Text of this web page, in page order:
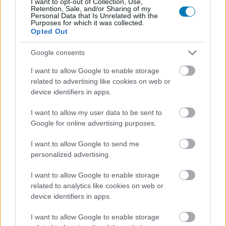
Retention, Sale, and/or Sharing of my
Personal Data that Is Unrelated with the
Purposes for which it was collected.
Opted Out
Google consents
I want to allow Google to enable storage
related to advertising like cookies on web or
device identifiers in apps.
I want to allow my user data to be sent to
Google for online advertising purposes.
I want to allow Google to send me
personalized advertising.
I want to allow Google to enable storage
related to analytics like cookies on web or
device identifiers in apps.
I want to allow Google to enable storage
Ezek a videók segítenek, hogy
jobb legyél FIFA-ban!
FIZETETT PROMÓCIÓ 2019 november 26. 13:05
A FIFA sorozat részei is azon játékok sorába
tartoznak, amiket könnyű elkezdeni, de csak
sok gyakorlással lehet teljesen kitanulni.
Unmute Loaded
21.86%
Valószínűleg közületek is sokakkal előfordult már, hogy